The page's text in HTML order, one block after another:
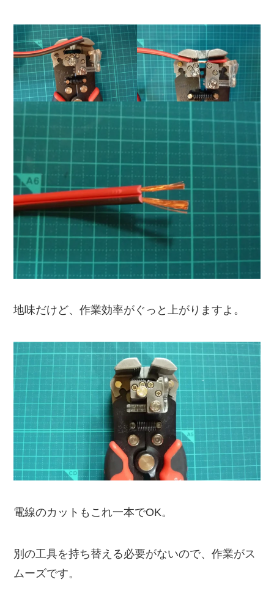
地味だけど、作業効率がぐっと上がりますよ。
電線のカットもこれ一本でOK。
別の工具を持ち替える必要がないので、作業がス
ムーズです。